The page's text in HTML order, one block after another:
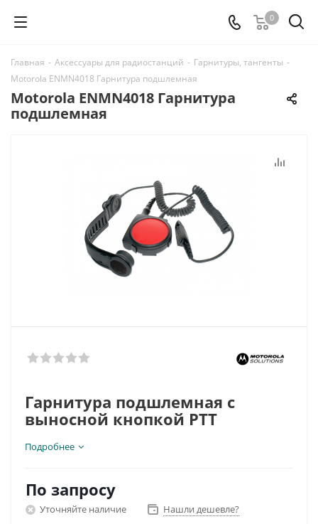
0
Главная - Аксессуары для радиостанций - Гарнитуры, тангенты -
Motorola ENMN4018 Гарнитура подшлемная
Motorola ENMN4018 Гарнитура
подшлемная
Гарнитура подшлемная с
выносной кнопкой РТТ
Подробнее
По запросу
Уточняйте наличие Нашли дешевле?